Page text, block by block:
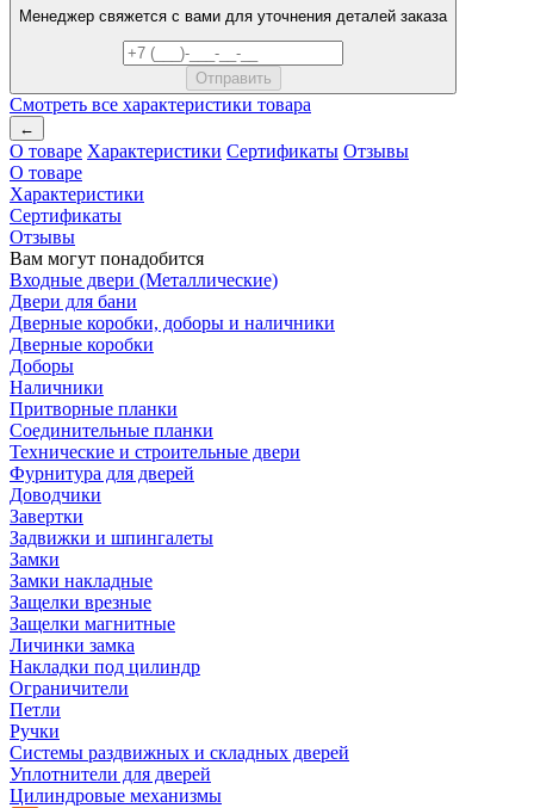
Менеджер свяжется с вами для уточнения деталей заказа
Смотреть все характеристики товара
←
О товаре Характеристики Сертификаты Отзывы
О товаре
Характеристики
Сертификаты
Отзывы
Вам могут понадобится
Входные двери (Металлические)
Двери для бани
Дверные коробки, доборы и наличники
Дверные коробки
Доборы
Наличники
Притворные планки
Соединительные планки
Технические и строительные двери
Фурнитура для дверей
Доводчики
Завертки
Задвижки и шпингалеты
Замки
Замки накладные
Защелки врезные
Защелки магнитные
Личинки замка
Накладки под цилиндр
Ограничители
Петли
Ручки
Системы раздвижных и складных дверей
Уплотнители для дверей
Цилиндровые механизмы